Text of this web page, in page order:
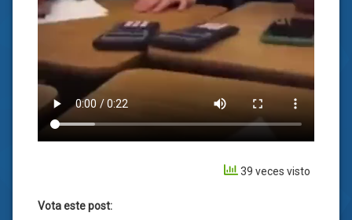
39 veces visto
Vota este post: